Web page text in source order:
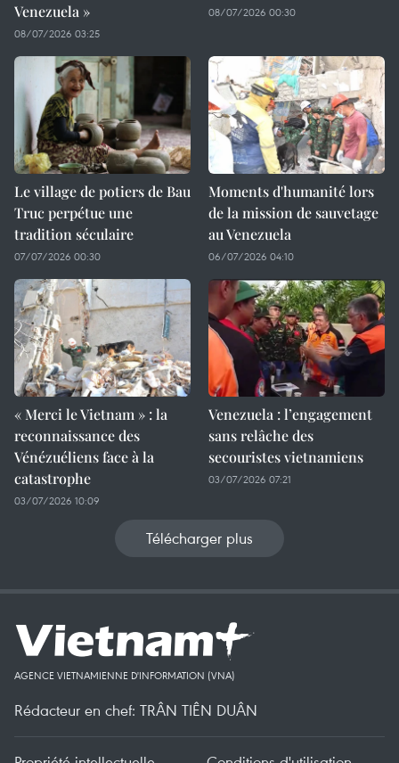
Venezuela »
08/07/2026 03:25
08/07/2026 00:30
Le village de potiers de Bau
Truc perpétue une
tradition séculaire
07/07/2026 00:30
Moments d'humanité lors
de la mission de sauvetage
au Venezuela
06/07/2026 04:10
« Merci le Vietnam » : la
reconnaissance des
Vénézuéliens face à la
catastrophe
03/07/2026 10:09
Venezuela : l’engagement
sans relâche des
secouristes vietnamiens
03/07/2026 07:21
Télécharger plus
AGENCE VIETNAMIENNE D'INFORMATION (VNA)
Rédacteur en chef: TRÂN TIÊN DUÂN